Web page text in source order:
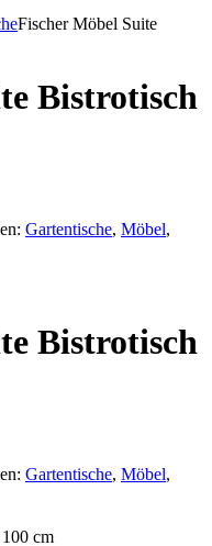
Fischer Möbel Suite
Bistrotisch
Gartentische, Möbel,
Bistrotisch
Gartentische, Möbel,
cm